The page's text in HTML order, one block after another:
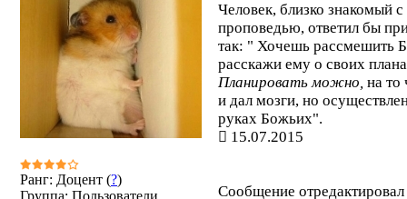
Ранг: Доцент (?)
Группа: Пользователи
Человек, близко знакомый
проповедью, ответил бы
так: " Хочешь рассмешить
расскажи ему о своих
Планировать можно, на то
и дал мозги, но
руках Божьих".
15.07.2015
Сообщение отредактировал